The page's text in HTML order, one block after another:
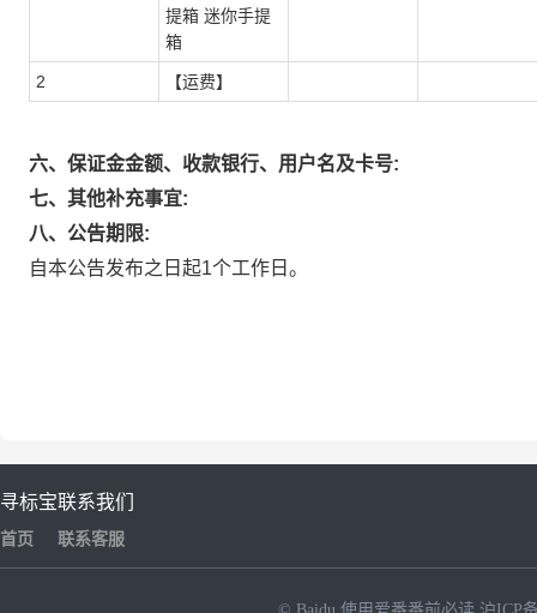
提箱 迷你手提
箱
2 【运费】
六、保证金金额、收款银行、用户名及卡号:
七、其他补充事宜:
八、公告期限:
自本公告发布之日起1个工作日。
寻标宝
首页
联系我们
联系客服